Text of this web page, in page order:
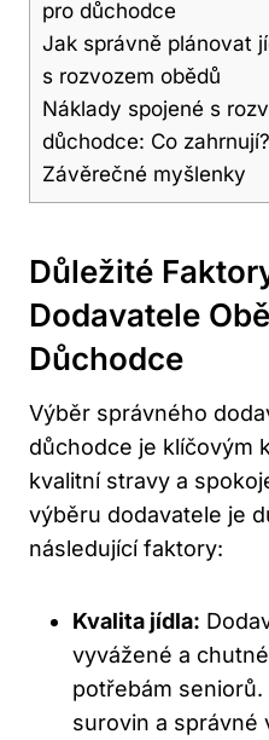
pro důchodce
Jak správně plánovat
s rozvozem obědů
Náklady spojené s
důchodce: Co zahrnují?
Závěrečné myšlenky
Důležité
Dodavatele
Důchodce
Výběr správného
důchodce je klíčovým
kvalitní stravy a
výběru dodavatele je
následující faktory:
Kvalita jídla:
vyvážené a
potřebám
surovin a správné